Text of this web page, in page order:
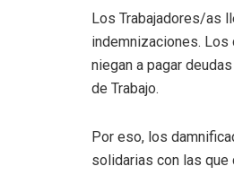
Los Trabajadores/as
indemnizaciones.
niegan a pagar
de Trabajo.
Por eso, los
solidarias con las que